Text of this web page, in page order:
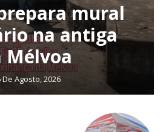
Assinatura
de Cister e ajude-nos a manter este serviço
mural
na antiga
Mélvoa
De Agosto, 2026